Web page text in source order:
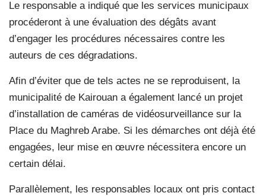
Le responsable a indiqué que les services municipaux
procéderont à une évaluation des dégâts avant
d’engager les procédures nécessaires contre les
auteurs de ces dégradations.
Afin d’éviter que de tels actes ne se reproduisent, la
municipalité de Kairouan a également lancé un projet
d’installation de caméras de vidéosurveillance sur la
Place du Maghreb Arabe. Si les démarches ont déjà été
engagées, leur mise en œuvre nécessitera encore un
certain délai.
Parallèlement, les responsables locaux ont pris contact